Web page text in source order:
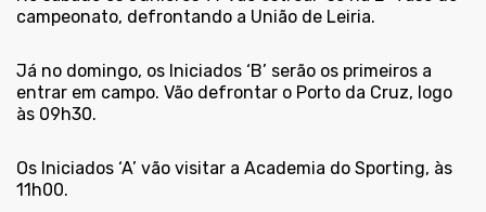
campeonato, defrontando a União de Leiria.
Já no domingo, os Iniciados ‘B’ serão os primeiros a
entrar em campo. Vão defrontar o Porto da Cruz, logo
às 09h30.
Os Iniciados ‘A’ vão visitar a Academia do Sporting, às
11h00.